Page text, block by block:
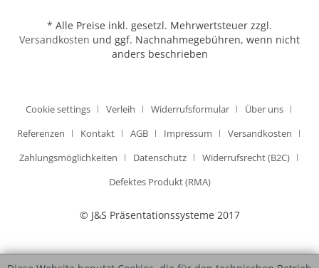
* Alle Preise inkl. gesetzl. Mehrwertsteuer zzgl.
Versandkosten und ggf. Nachnahmegebühren, wenn nicht
anders beschrieben
Cookie settings Verleih Widerrufsformular
Über uns
Referenzen
Kontakt AGB Impressum
Versandkosten
Zahlungsmöglichkeiten
Datenschutz
Widerrufsrecht (B2C)
Defektes Produkt (RMA)
© J&S Präsentationssysteme 2017